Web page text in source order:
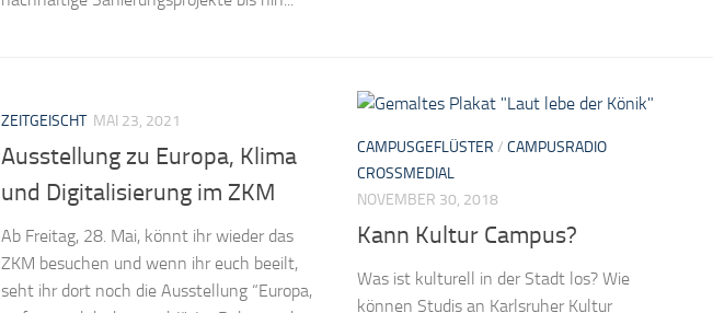
ZEITGEISCHT MAI 23, 2021
Ausstellung zu Europa, Klima
und Digitalisierung im ZKM
Ab Freitag, 28. Mai, könnt ihr wieder das
ZKM besuchen und wenn ihr euch beeilt,
seht ihr dort noch die Ausstellung “Europa,
CAMPUSGEFLÜSTER / CAMPUSRADIO
CROSSMEDIAL
NOVEMBER 30, 2018
Kann Kultur Campus?
Was ist kulturell in der Stadt los? Wie
können Studis an Karlsruher Kultur